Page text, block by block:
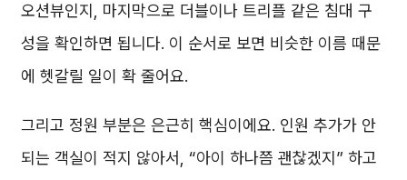
오션뷰인지, 마지막으로 더블이나 트리플 같은 침대 구
성을 확인하면 됩니다. 이 순서로 보면 비슷한 이름 때문
에 헷갈릴 일이 확 줄어요.
그리고 정원 부분은 은근히 핵심이에요. 인원 추가가 안
되는 객실이 적지 않아서, “아이 하나쯤 괜찮겠지” 하고